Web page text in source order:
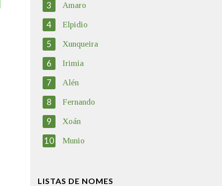
3 Amaro
4 Elpidio
5 Xunqueira
6 Irimia
7 Alén
8 Fernando
9 Xoán
10 Munio
LISTAS DE NOMES